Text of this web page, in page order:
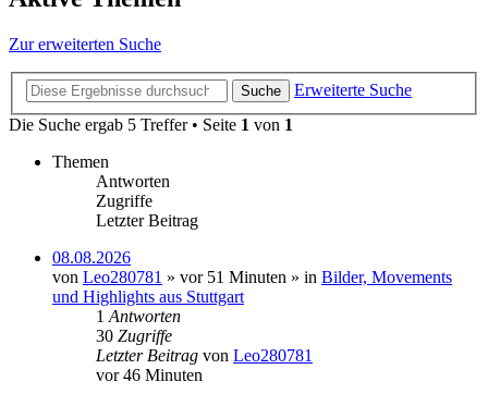
Zur erweiterten Suche
Suche
Erweiterte Suche
Die Suche ergab 5 Treffer • Seite 1 von 1
Themen
Antworten
Zugriffe
Letzter Beitrag
08.08.2026
von Leo280781 » vor 51 Minuten » in Bilder, Movements
und Highlights aus Stuttgart
1 Antworten
30 Zugriffe
Letzter Beitrag von Leo280781
vor 46 Minuten